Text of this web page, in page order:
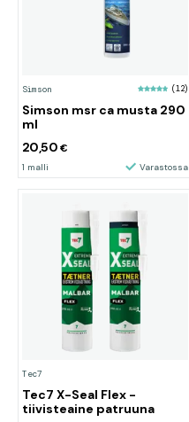
Simson (12)
Simson msr ca musta 290
ml
20,50 €
1 malli Varastossa
Tec7
Tec7 X-Seal Flex -
tiivisteaine patruuna